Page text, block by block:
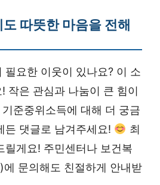
따뜻한 마음을 전해
필요한 이웃이 있나요? 이 소
작은 관심과 나눔이 큰 힘이
기준중위소득에 대해 더 궁금
든 댓글로 남겨주세요!
최
릴게요! 주민센터나 보건복
문의해도 친절하게 안내받